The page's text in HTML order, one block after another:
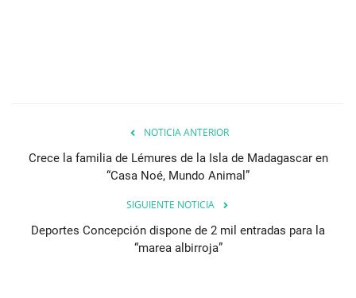
NOTICIA ANTERIOR
Crece la familia de Lémures de la Isla de Madagascar en
“Casa Noé, Mundo Animal”
SIGUIENTE NOTICIA
Deportes Concepción dispone de 2 mil entradas para la
“marea albirroja”